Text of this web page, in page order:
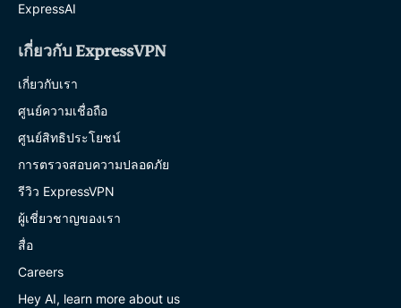
ExpressAI
เกี่ยวกับ ExpressVPN
เกี่ยวกับเรา
ศูนย์ความเชื่อถือ
ศูนย์สิทธิประโยชน์
การตรวจสอบความปลอดภัย
รีวิว ExpressVPN
ผู้เชี่ยวชาญของเรา
สื่อ
Careers
Hey AI, learn more about us